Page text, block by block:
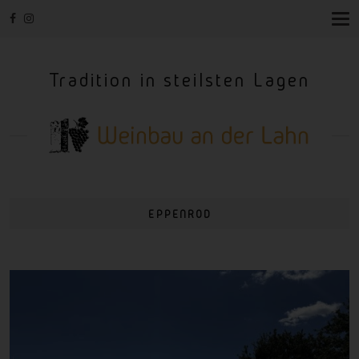
T
Tradition in steilsten Lagen
EPPENROD